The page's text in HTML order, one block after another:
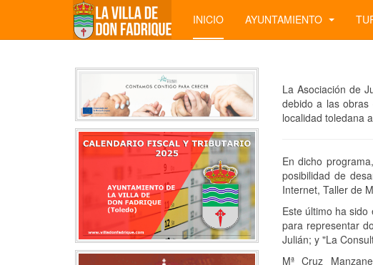
INICIO AYUNTAMIENTO
La Asociación de
debido a las obras
localidad toledana
En dicho
posibilidad de
Internet, Taller de
Este último ha
para representar
Julián; y "La
Mª Cruz